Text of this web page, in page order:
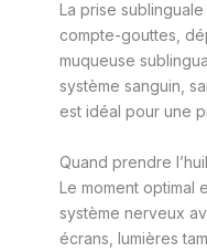
La prise
compte-gouttes,
muqueuse
système sanguin,
est idéal pour une
Quand prendre
Le moment optimal
système nerveux
écrans, lumières